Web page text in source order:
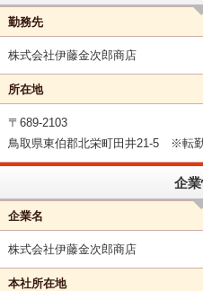
勤務先
株式会社伊藤金次郎商店
所在地
〒689-2103
鳥取県東伯郡北栄町田井21-5 ※転
企
企業名
株式会社伊藤金次郎商店
本社所在地